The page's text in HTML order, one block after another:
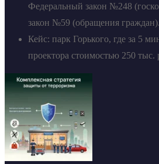
Федеральный закон №248
закон №59 (обращения граждан).
Кейс: парк Горького, где за 5
проектора стоимостью 250 тыс.